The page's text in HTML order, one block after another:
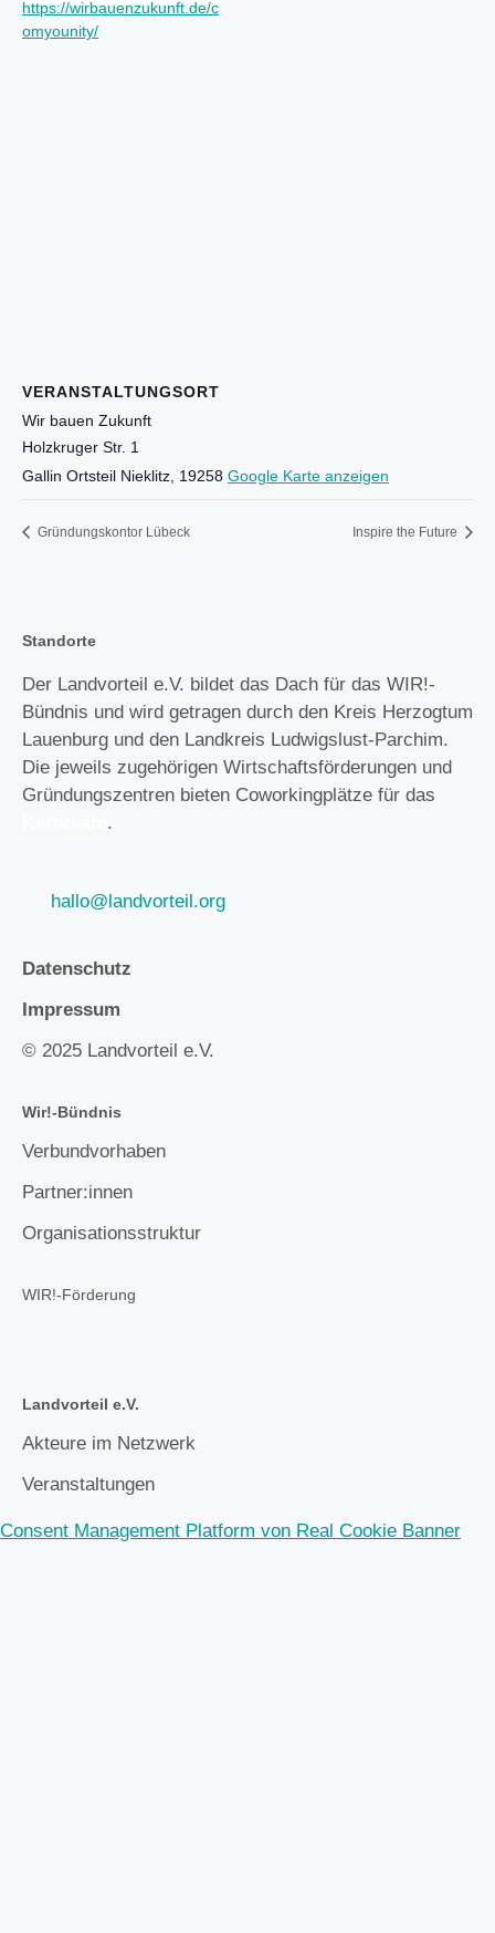
https://wirbauenzukunft.de/c
omyounity/
VERANSTALTUNGSORT
Wir bauen Zukunft
Holzkruger Str. 1
Gallin Ortsteil Nieklitz 19258 Google Karte anzeigen
Gründungskontor Lübeck Inspire the Future
Standorte
Der Landvorteil e.V. bildet das Dach für das WIR!-
Bündnis und wird getragen durch den Kreis Herzogtum
Lauenburg und den Landkreis Ludwigslust-Parchim.
Die jeweils zugehörigen Wirtschaftsförderungen und
Gründungszentren bieten Coworkingplätze für das
.
hallo@landvorteil.org
Datenschutz
Impressum
© 2025 Landvorteil e.V.
Wir!-Bündnis
Verbundvorhaben
Partner:innen
Organisationsstruktur
WIR!-Förderung
Landvorteil e.V.
Akteure im Netzwerk
Veranstaltungen
Consent Management Platform von Real Cookie Banner